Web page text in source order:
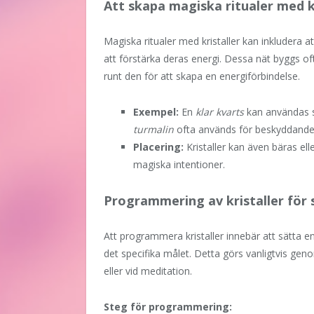
Att skapa magiska ritualer med
Magiska ritualer med kristaller kan inkludera
att förstärka deras energi. Dessa nät byggs
runt den för att skapa en energiförbindelse.
Exempel: En klar kvartskan användas
turmalin ofta används för
Placering: Kristaller kan även bäras
magiska intentioner.
Programmering av kristaller för
Att programmera kristaller innebär att sätta
det specifika målet. Detta görs vanligtvis
eller vid meditation.
Steg för programmering: